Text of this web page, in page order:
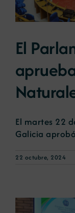
El
El martes 22
Galicia
22 octubre, 2024